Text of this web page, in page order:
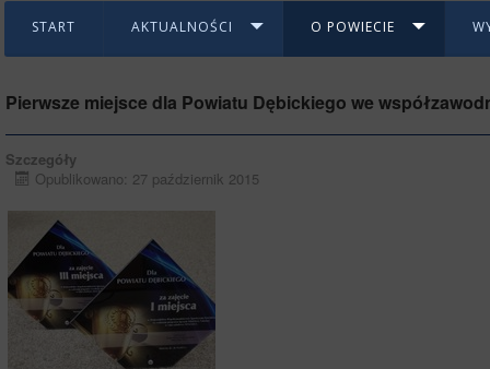
START AKTUALNOŚCI O POWIECIE
Pierwsze miejsce dla Powiatu Dębickiego we
Szczegóły
Opublikowano: 27 październik 2015